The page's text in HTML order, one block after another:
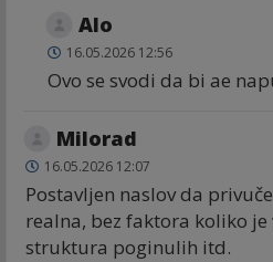
Alo
16.05.2026 12:56
Ovo se svodi da bi ae
Milorad
16.05.2026 12:07
Postavljen naslov da
realna, bez faktora koliko
struktura poginulih itd.